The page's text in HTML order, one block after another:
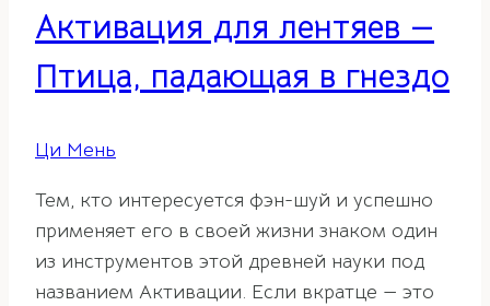
Активация для лентяев —
Птица, падающая в гнездо
Ци Мень
Тем, кто интересуется фэн-шуй и успешно
применяет его в своей жизни знаком один
из инструментов этой древней науки под
названием Активации. Если вкратце — это